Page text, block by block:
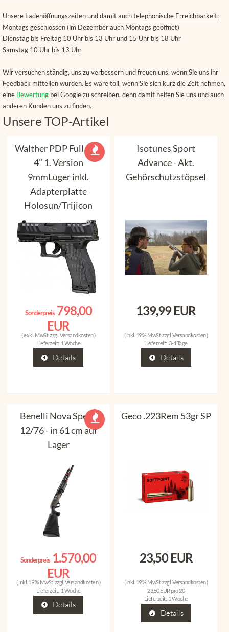
Unsere Ladenöffnungszeiten und damit auch telephonische Erreichbarkeit:
Montags geschlossen (im Dezember auch Montags geöffnet)
Dienstag bis Freitag 10 Uhr bis 13 Uhr und 15 Uhr bis 18 Uhr
Samstag 10 Uhr bis 13 Uhr
Wir versuchen ständig, uns zu verbessern und freuen uns, wenn Sie uns ihr
Feedback mitteilen würden. Es wäre toll, wenn Sie sich kurz die Zeit nehmen,
eine Bewertung bei Google zu schreiben, denn damit helfen Sie uns und auch
anderen Kunden uns zu finden.
Unsere TOP-Artikel
Walther PDP Full Size
4" 1. Version
9mmLuger inkl.
Adapterplatte
Holosun/Trijicon
Sonderpreis798,00
EUR
( exkl. MwSt. zzgl.Versandkosten)
Lieferzeit: 1 Woche
Details
Isotunes Sport
Advance - Akt.
Gehörschutzstöpsel
139,99 EUR
( inkl. 19 % MwSt. zzgl.Versandkosten)
Lieferzeit: 3-4 Tage
Details
Benelli Nova Speed
12/76 - in 61 cm auf
Lager
Sonderpreis1.570,00
EUR
( inkl. 19 % MwSt. zzgl. Versandkosten)
Lieferzeit: 1 Woche
Details
Geco .223Rem 53gr SP
23,50 EUR
( inkl. 19 % MwSt. zzgl.Versandkosten)
23,50 EUR pro 20
Lieferzeit: 1 Woche
Details